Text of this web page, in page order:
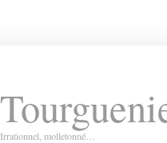
Irrationnel, molletonné…